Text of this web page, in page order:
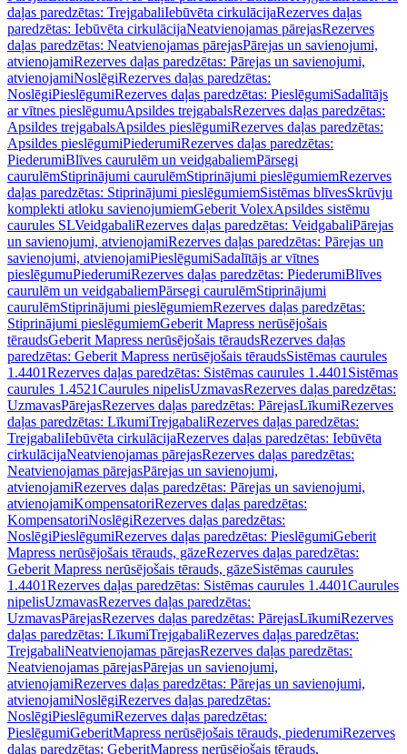
daļas paredzētas: TrejgabaliIebūvēta cirkulācijaRezerves daļas
paredzētas: Iebūvēta cirkulācijaNeatvienojamas pārejasRezerves
daļas paredzētas: Neatvienojamas pārejasPārejas un savienojumi,
atvienojamiRezerves daļas paredzētas: Pārejas un savienojumi,
atvienojamiNoslēgiRezerves daļas paredzētas:
NoslēgiPieslēgumiRezerves daļas paredzētas: PieslēgumiSadalītājs
ar vītnes pieslēgumuApsildes trejgabalsRezerves daļas paredzētas:
Apsildes trejgabalsApsildes pieslēgumiRezerves daļas paredzētas:
Apsildes pieslēgumiPiederumiRezerves daļas paredzētas:
PiederumiBlīves caurulēm un veidgabaliemPārsegi
caurulēmStiprinājumi caurulēmStiprinājumi pieslēgumiemRezerves
daļas paredzētas: Stiprinājumi pieslēgumiemSistēmas blīvesSkrūvju
komplekti atloku savienojumiemGeberit VolexApsildes sistēmu
caurules SLVeidgabaliRezerves daļas paredzētas: VeidgabaliPārejas
un savienojumi, atvienojamiRezerves daļas paredzētas: Pārejas un
savienojumi, atvienojamiPieslēgumiSadalītājs ar vītnes
pieslēgumuPiederumiRezerves daļas paredzētas: PiederumiBlīves
caurulēm un veidgabaliemPārsegi caurulēmStiprinājumi
caurulēmStiprinājumi pieslēgumiemRezerves daļas paredzētas:
Stiprinājumi pieslēgumiemGeberit Mapress nerūsējošais
tēraudsGeberit Mapress nerūsējošais tēraudsRezerves daļas
paredzētas: Geberit Mapress nerūsējošais tēraudsSistēmas caurules
1.4401Rezerves daļas paredzētas: Sistēmas caurules 1.4401 Sistēmas
caurules 1.4521Caurules nipelisUzmavasRezerves daļas paredzētas:
UzmavasPārejasRezerves daļas paredzētas: PārejasLīkumiRezerves
daļas paredzētas: LīkumiTrejgabaliRezerves daļas paredzētas:
TrejgabaliIebūvēta cirkulācijaRezerves daļas paredzētas: Iebūvēta
cirkulācijaNeatvienojamas pārejasRezerves daļas paredzētas:
Neatvienojamas pārejasPārejas un savienojumi,
atvienojamiRezerves daļas paredzētas: Pārejas un savienojumi,
atvienojamiKompensatoriRezerves daļas paredzētas:
KompensatoriNoslēgiRezerves daļas paredzētas:
NoslēgiPieslēgumiRezerves daļas paredzētas: PieslēgumiGeberit
Mapress nerūsējošais tērauds, gāzeRezerves daļas paredzētas:
Geberit Mapress nerūsējošais tērauds, gāzeSistēmas caurules
1.4401Rezerves daļas paredzētas: Sistēmas caurules 1.4401Caurules
nipelisUzmavasRezerves daļas paredzētas:
UzmavasPārejasRezerves daļas paredzētas: PārejasLīkumiRezerves
daļas paredzētas: LīkumiTrejgabaliRezerves daļas paredzētas:
TrejgabaliNeatvienojamas pārejasRezerves daļas paredzētas:
Neatvienojamas pārejasPārejas un savienojumi,
atvienojamiRezerves daļas paredzētas: Pārejas un savienojumi,
atvienojamiNoslēgiRezerves daļas paredzētas:
NoslēgiPieslēgumiRezerves daļas paredzētas:
PieslēgumiGeberitMapress nerūsējošais tērauds, piederumiRezerves
daļas paredzētas: GeberitMapress nerūsējošais tērauds,